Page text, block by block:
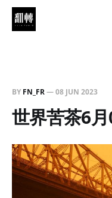
BY FN_FR—08 JUN 2023
世界苦茶6